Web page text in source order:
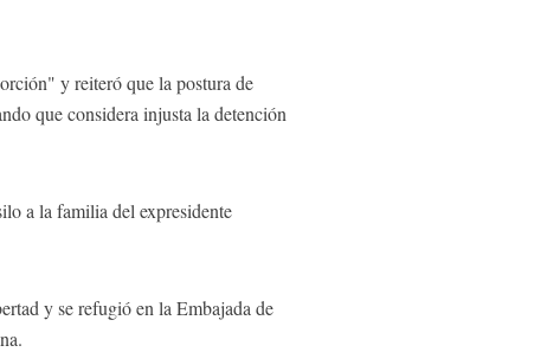
y reiteró que la postura de
que considera injusta la detención
a la familia del expresidente
y se refugió en la Embajada de